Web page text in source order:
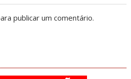
publicar um comentário.